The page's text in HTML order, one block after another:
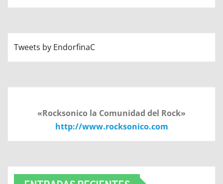
Tweets by EndorfinaC
«Rocksonico la Comunidad del Rock»
http://www.rocksonico.com